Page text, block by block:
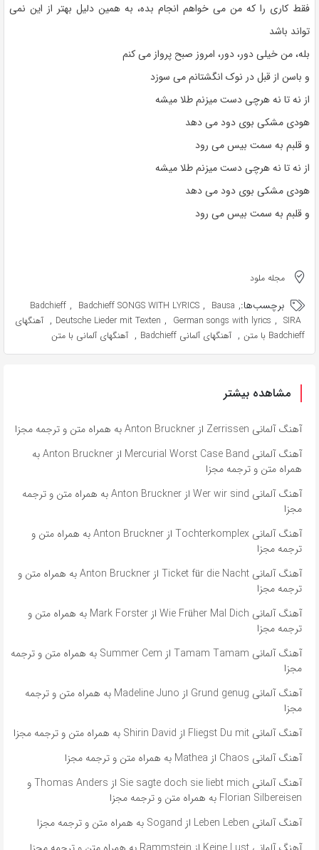
فقط کاری را که من می خواهم انجام بده، به همین دلیل بهتر از این نمی
تواند باشد
بله، من خیلی دور، دور، امروز صبح پرواز می کنم
و باسن از قبل در نوک انگشتانم می سوزد
از نه تا نه هرچی دست میزنم طلا میشه
هودی مشکی بوی دود می دهد
و قلبم به سمت بیس می رود
از نه تا نه هرچی دست میزنم طلا میشه
هودی مشکی بوی دود می دهد
و قلبم به سمت بیس می رود
مجله ملود
برچسب‌ها: Badchieff , Badchieff SONGS WITH LYRICS , Bausa ,
Deutsche Lieder mit Texten , German songs with lyrics , SIRA
, آهنگهای
Badchieff با متن
, آهنگهای آلمانی Badchieff , آهنگهای آلمانی با متن
مشاهده بیشتر
آهنگ آلمانی Zerrissen از Anton Bruckner به همراه متن و ترجمه مجزا
آهنگ آلمانی Mercurial Worst Case Band از Anton Bruckner به
همراه متن و ترجمه مجزا
آهنگ آلمانی Wer wir sind از Anton Bruckner به همراه متن و ترجمه
مجزا
آهنگ آلمانی Tochterkomplex از Anton Bruckner به همراه متن و
ترجمه مجزا
آهنگ آلمانی Ticket für die Nacht از Anton Bruckner به همراه متن و
ترجمه مجزا
آهنگ آلمانی Wie Früher Mal Dich از Mark Forster به همراه متن و
ترجمه مجزا
آهنگ آلمانی ​​Tamam Tamam از Summer Cem به همراه متن و ترجمه
مجزا
آهنگ آلمانی ​​Grund genug از Madeline Juno به همراه متن و ترجمه
مجزا
آهنگ آلمانی Fliegst Du mit از Shirin David به همراه متن و ترجمه مجزا
آهنگ آلمانی Chaos از Mathea به همراه متن و ترجمه مجزا
آهنگ آلمانی ​​Sie sagte doch sie liebt mich از Thomas Anders و
Florian Silbereisen به همراه متن و ترجمه مجزا
آهنگ آلمانی Leben Leben از Sogand به همراه متن و ترجمه مجزا